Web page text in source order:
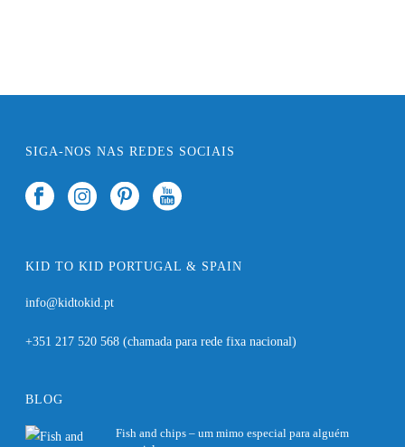
SIGA-NOS NAS REDES SOCIAIS
KID TO KID PORTUGAL & SPAIN
info@kidtokid.pt
+351 217 520 568(chamada para rede fixa nacional)
BLOG
Fish and chips – um mimo especial para alguém